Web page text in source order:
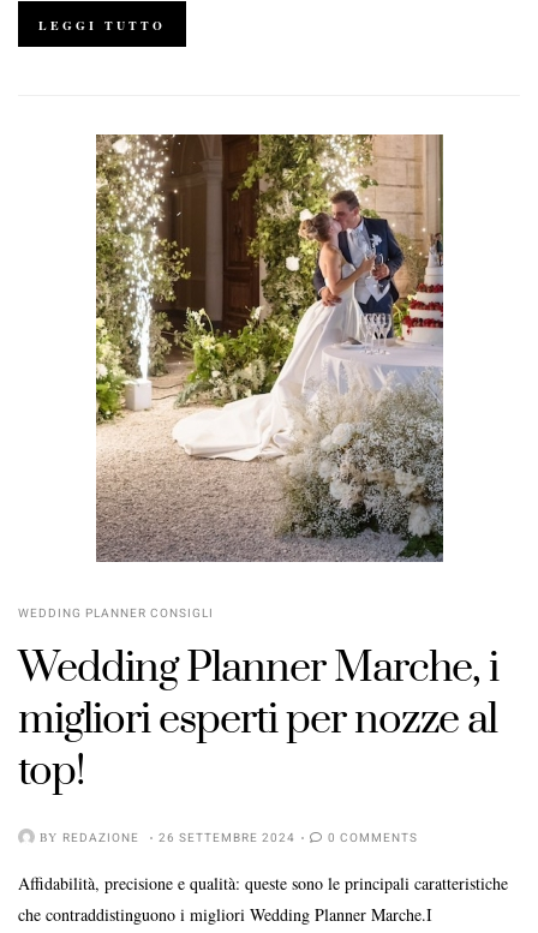
LEGGI TUTTO
WEDDING PLANNER CONSIGLI
Wedding Planner Marche, i
migliori esperti per nozze al
top!
BY REDAZIONE 26 SETTEMBRE 2024 0 COMMENTS
Affidabilità, precisione e qualità: queste sono le principali caratteristiche
che contraddistinguono i migliori Wedding Planner Marche.I